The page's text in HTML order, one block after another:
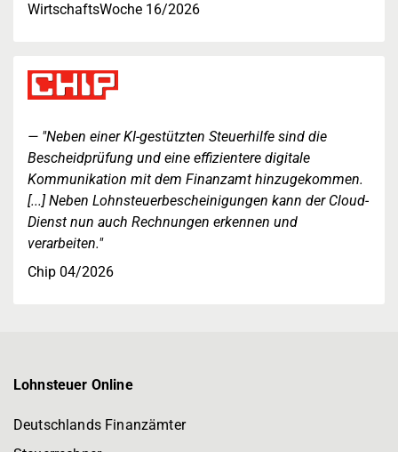
WirtschaftsWoche 16/2026
"Neben einer KI-gestützten Steuerhilfe sind die
Bescheidprüfung und eine effizientere digitale
Kommunikation mit dem Finanzamt hinzugekommen.
[...] Neben Lohnsteuerbescheinigungen kann der Cloud-
Dienst nun auch Rechnungen erkennen und
verarbeiten."
Chip 04/2026
Lohnsteuer Online
Deutschlands Finanzämter